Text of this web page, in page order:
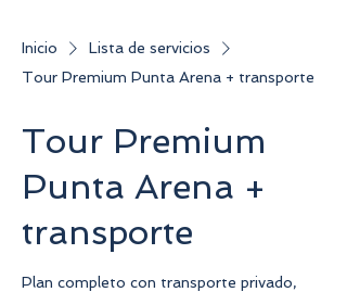
Inicio
Lista de servicios
Tour Premium Punta Arena + transporte
Tour Premium
Punta Arena +
transporte
Plan completo con transporte privado,